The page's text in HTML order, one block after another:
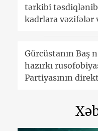
tərkibi
kadrlara vəzifələr
Gürcüstanın
hazırkı
Partiyasının